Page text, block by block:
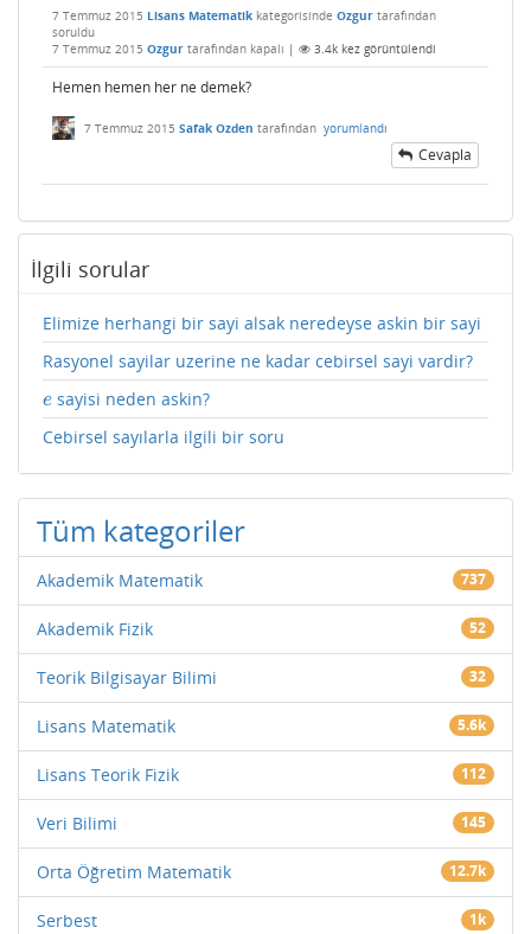
7 Temmuz 2015 Lisans Matematik kategorisinde Ozgur tarafından
soruldu
7 Temmuz 2015 Ozgur tarafından kapalı | 3.4k kez görüntülendi
Hemen hemen her ne demek?
7 Temmuz 2015 Safak Ozden tarafından yorumlandı
Cevapla
İlgili sorular
Elimize herhangi bir sayi alsak neredeyse askin bir sayi
Rasyonel sayilar uzerine ne kadar cebirsel sayi vardir?
e
e sayisi neden askin?
Cebirsel sayılarla ilgili bir soru
Tüm kategoriler
Akademik Matematik 737
Akademik Fizik 52
Teorik Bilgisayar Bilimi 32
Lisans Matematik 5.6k
Lisans Teorik Fizik 112
Veri Bilimi 145
Orta Öğretim Matematik 12.7k
Serbest 1k